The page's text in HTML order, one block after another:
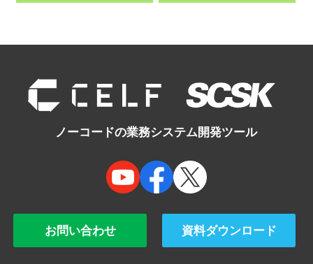
ノーコードの業務システム開発ツール
お問い合わせ 資料ダウンロード